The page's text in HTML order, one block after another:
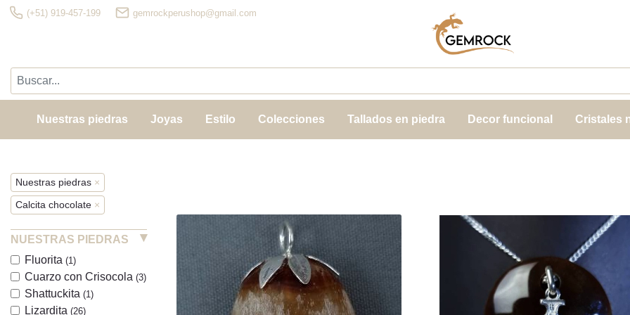
(+51) 919-457-199 gemrockperushop@gmail.com
Nuestras piedras Joyas Estilo Colecciones Tallados en piedra Decor funcional Cristales
Nuestras piedras ×
Calcita chocolate ×
NUESTRAS PIEDRAS
Fluorita (1)
Cuarzo con Crisocola (3)
Shattuckita (1)
Lizardita (26)